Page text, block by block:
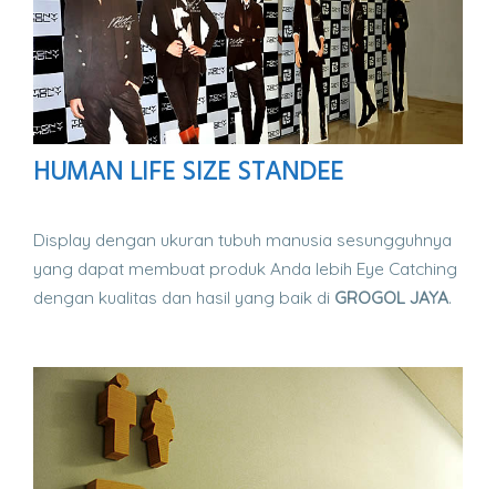
HUMAN LIFE SIZE STANDEE
Display dengan ukuran tubuh manusia sesungguhnya
yang dapat membuat produk Anda lebih Eye Catching
dengan kualitas dan hasil yang baik di GROGOL JAYA.